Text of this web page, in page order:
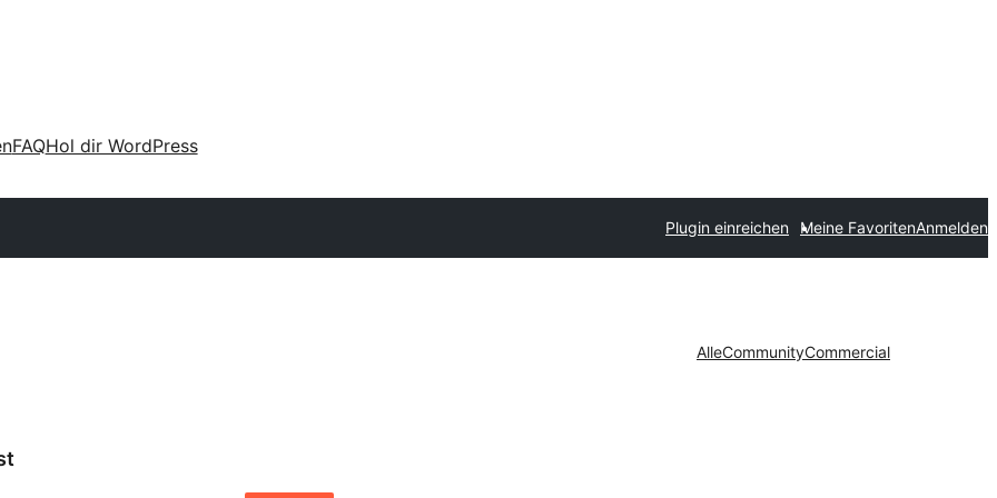
FAQHol dir WordPress
Plugin einreichen Meine FavoritenAnmelden
AlleCommunityCommercial